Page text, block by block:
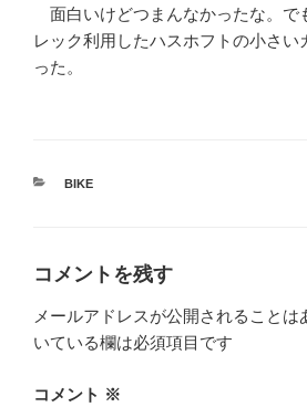
面白いけどつまんなかったな。で
レック利用したハスホフトの小さい
った。
カ
BIKE
コメントを残す
メールアドレスが公開されることは
いている欄は必須項目です
コメント ※